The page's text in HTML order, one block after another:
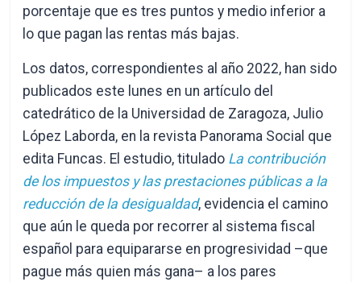
porcentaje que es tres puntos y medio inferior a
lo que pagan las rentas más bajas.
Los datos, correspondientes al año 2022, han sido
publicados este lunes en un artículo del
catedrático de la Universidad de Zaragoza, Julio
López Laborda, en la revista Panorama Social que
edita Funcas. El estudio, titulado La contribución
de los impuestos y las prestaciones públicas a la
reducción de la desigualdad, evidencia el camino
que aún le queda por recorrer al sistema fiscal
español para equipararse en progresividad –que
pague más quien más gana– a los pares